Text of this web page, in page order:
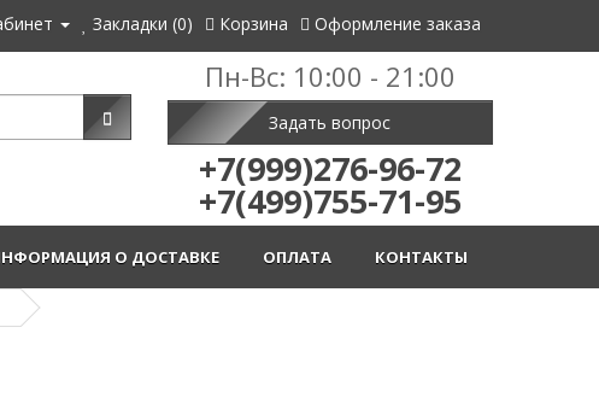
Закладки (0) Корзина Оформление заказа
Пн-Вс: 10:00 - 21:00
Задать вопрос
+7(999)276-96-72
+7(499)755-71-95
КОНТАКТЫ
ОПЛАТА
О ДОСТАВКЕ